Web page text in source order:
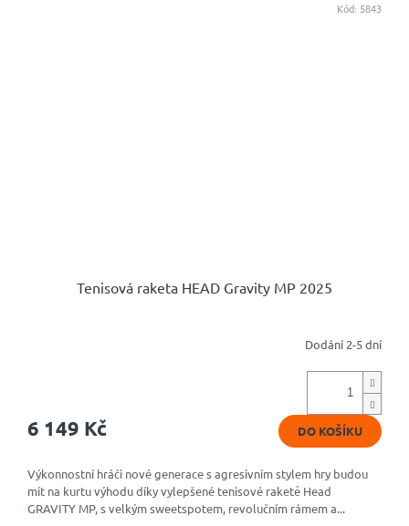
Tenisová raketa HEAD Gravity MP 2025
Dodání 2-5 dní
6 149 Kč DO KOŠÍKU
Výkonnostní hráči nové generace s agresivním stylem hry budou
mít na kurtu výhodu díky vylepšené tenisové raketě Head
GRAVITY MP, s velkým sweetspotem, revolučním rámem a...
Kód: 5843